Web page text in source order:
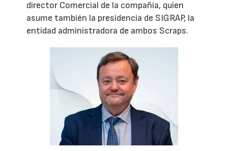
director Comercial de la compañía, quien
asume también la presidencia de SIGRAP, la
entidad administradora de ambos Scraps.